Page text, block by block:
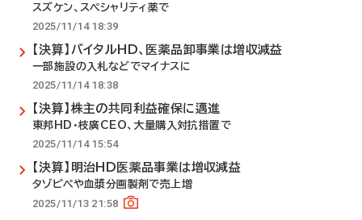
スズケン、スペシャリティ薬で
2025/11/14 18:39
【決算】バイタルHD、医薬品卸事業は増収減益
一部施設の入札などでマイナスに
2025/11/14 18:38
【決算】株主の共同利益確保に邁進
東邦HD・枝廣CEO、大量購入対抗措置で
2025/11/14 15:54
【決算】明治HD医薬品事業は増収減益
タゾピペや血漿分画製剤で売上増
2025/11/13 21:58